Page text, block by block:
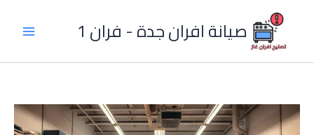
المحتوى
صيانة افران جدة - فران 1